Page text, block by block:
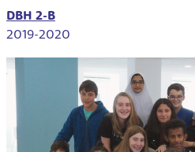
DBH 2-B
2019-2020